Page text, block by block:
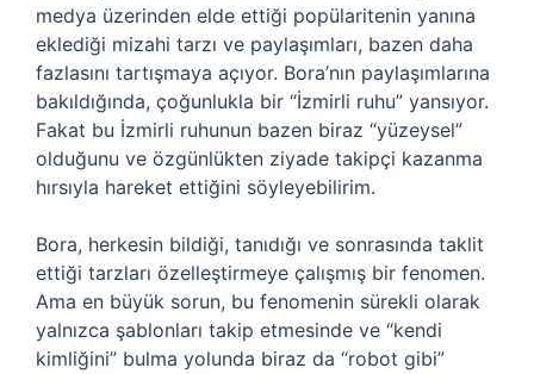
medya üzerinden elde ettiği popülaritenin yanına
eklediği mizahi tarzı ve paylaşımları, bazen daha
fazlasını tartışmaya açıyor. Bora’nın paylaşımlarına
bakıldığında, çoğunlukla bir “İzmirli ruhu” yansıyor.
Fakat bu İzmirli ruhunun bazen biraz “yüzeysel”
olduğunu ve özgünlükten ziyade takipçi kazanma
hırsıyla hareket ettiğini söyleyebilirim.
Bora, herkesin bildiği, tanıdığı ve sonrasında taklit
ettiği tarzları özelleştirmeye çalışmış bir fenomen.
Ama en büyük sorun, bu fenomenin sürekli olarak
yalnızca şablonları takip etmesinde ve “kendi
kimliğini” bulma yolunda biraz da “robot gibi”